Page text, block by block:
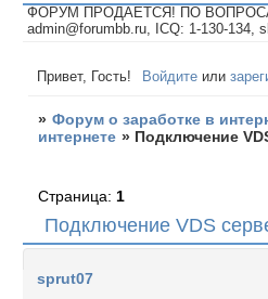
ФОРУМ ПРОДАЕТСЯ! ПО
admin@forumbb.ru, ICQ: 1-130-134,
Привет, Гость! Войдите или
» Форум о заработке в
интернете » Подключение
Подключение VDS
Страница: 1
sprut07